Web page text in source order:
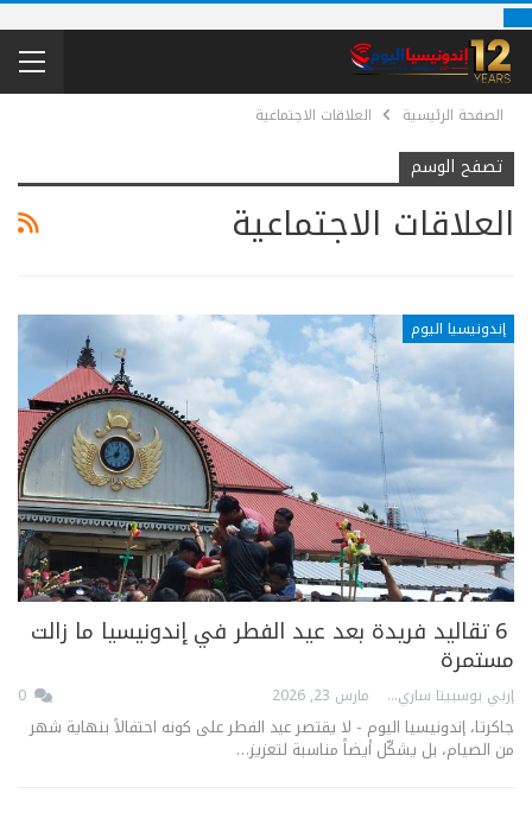
الصفحة الرئيسية العلاقات الاجتماعية
تصفح الوسم
العلاقات الاجتماعية
إندونيسيا اليوم
6 تقاليد فريدة بعد عيد الفطر في إندونيسيا ما زالت
مستمرة
إرني بوسبيتا ساري مارس 23, 2026
جاكرتا، إندونيسيا اليوم - لا يقتصر عيد الفطر على كونه احتفالاً بنهاية شهر
من الصيام، بل يشكّل أيضاً مناسبة لتعزيز…